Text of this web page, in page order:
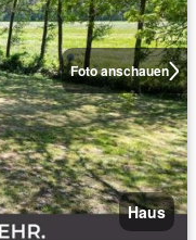
Foto anschauen
Haus